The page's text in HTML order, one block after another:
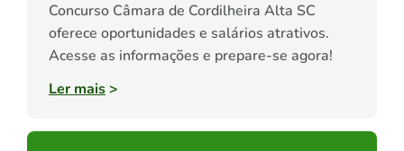
Concurso Câmara de Cordilheira Alta SC
oferece oportunidades e salários atrativos.
Acesse as informações e prepare-se agora!
Ler mais>